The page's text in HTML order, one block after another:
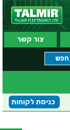
צור קשר
כניסת לקוחות